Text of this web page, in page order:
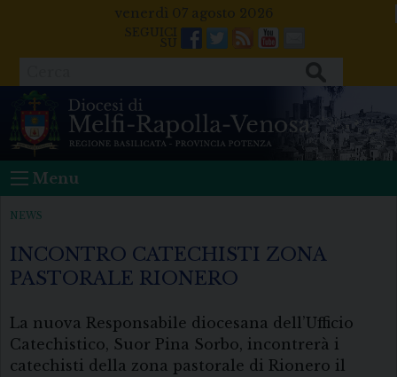
venerdì 07 agosto 2026
Facebook
Twitter
FeedsYoutube
Mail
Menu
NEWS
INCONTRO CATECHISTI ZONA
PASTORALE RIONERO
La nuova Responsabile diocesana dell’Ufficio
Catechistico, Suor Pina Sorbo, incontrerà i
catechisti della zona pastorale di Rionero il